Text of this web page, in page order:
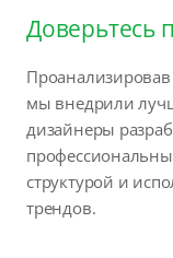
Доверьтесь
мы внедрили
дизайнеры
структурой и
трендов.